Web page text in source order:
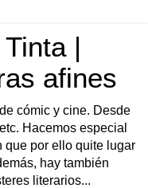
|
afines
cómic y cine. Desde
Hacemos especial
que por ello quite lugar
hay también
literarios...